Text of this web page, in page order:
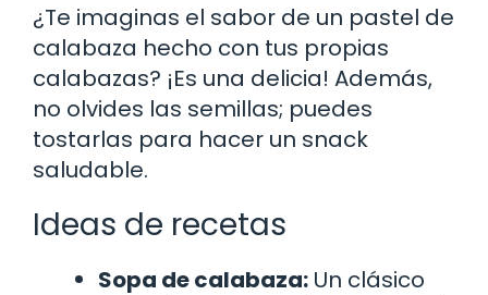
¿Te imaginas el sabor de un pastel de
calabaza hecho con tus propias
calabazas? ¡Es una delicia! Además,
no olvides las semillas; puedes
tostarlas para hacer un snack
saludable.
Ideas de recetas
Sopa de calabaza: Un clásico